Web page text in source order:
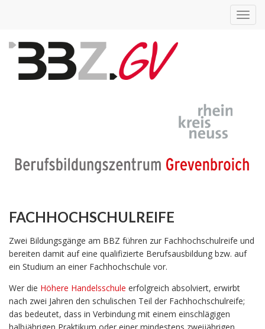
FACHHOCHSCHULREIFE
Zwei Bildungsgänge am BBZ führen zur Fachhochschulreife und
bereiten damit auf eine qualifizierte Berufsausbildung bzw. auf
ein Studium an einer Fachhochschule vor.
Wer die Höhere Handelsschule erfolgreich absolviert, erwirbt
nach zwei Jahren den schulischen Teil der Fachhochschulreife;
das bedeutet, dass in Verbindung mit einem einschlägigen